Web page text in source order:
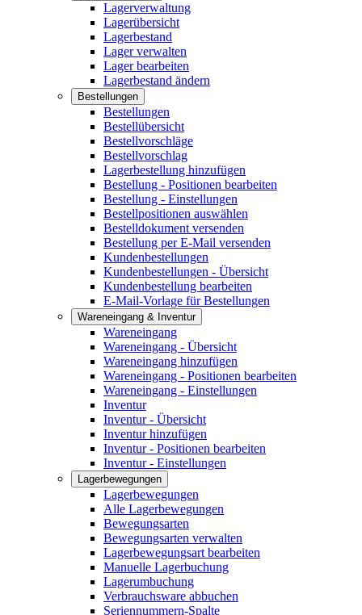
Lagerverwaltung
Lagerübersicht
Lagerbestand
Lager verwalten
Lager bearbeiten
Lagerbestand ändern
Bestellungen
Bestellungen
Bestellübersicht
Bestellvorschläge
Bestellvorschlag
Lagerbestellung hinzufügen
Bestellung - Positionen bearbeiten
Bestellung - Einstellungen
Bestellpositionen auswählen
Bestelldokument versenden
Bestellung per E-Mail versenden
Kundenbestellungen
Kundenbestellungen - Übersicht
Kundenbestellung bearbeiten
E-Mail-Vorlage für Bestellungen
Wareneingang & Inventur
Wareneingang
Wareneingang - Übersicht
Wareneingang hinzufügen
Wareneingang - Positionen bearbeiten
Wareneingang - Einstellungen
Inventur
Inventur - Übersicht
Inventur hinzufügen
Inventur - Positionen bearbeiten
Inventur - Einstellungen
Lagerbewegungen
Lagerbewegungen
Alle Lagerbewegungen
Bewegungsarten
Bewegungsarten verwalten
Lagerbewegungsart bearbeiten
Manuelle Lagerbuchung
Lagerumbuchung
Verbrauchsware abbuchen
Seriennummern-Spalte